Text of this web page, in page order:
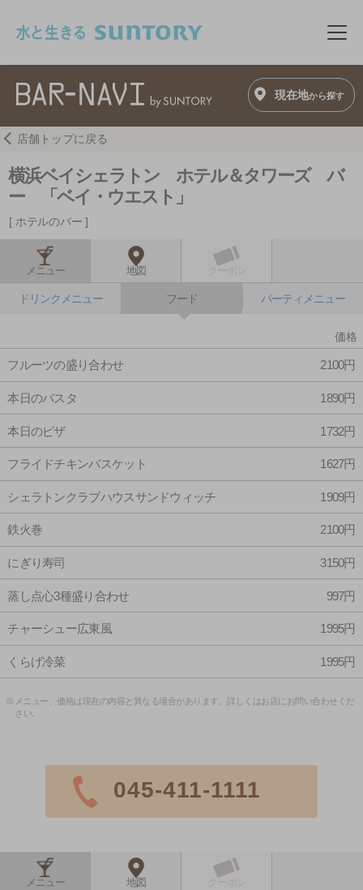
メ
現在地から探す
店舗トップに戻る
横浜ベイシェラトン ホテル＆タワーズ バ
ー 「ベイ・ウエスト」
ホテルのバー
メニュー 地図
ドリンクメニュー フード パーティメニュー
価格
フルーツの盛り合わせ 2100円
本日のパスタ 1890円
本日のピザ 1732円
フライドチキンバスケット 1627円
シェラトンクラブハウスサンドウィッチ 1909円
鉄火巻 2100円
にぎり寿司 3150円
蒸し点心3種盛り合わせ 997円
チャーシュー広東風 1995円
くらげ冷菜 1995円
※メニュー、価格は現在の内容と異なる場合があります。詳しくはお店にお問い合わせくだ
さい。
045-411-1111
メニュー 地図